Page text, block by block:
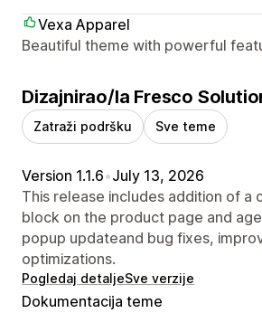
Vexa Apparel
Beautiful theme with powerful
Dizajnirao/la Fresco
Zatraži podršku Sve teme
Version 1.1.6•July 13, 2026
This release includes addition of a
block on the product page and
popup updateand bug fixes,
optimizations.
Pogledaj detaljeSve verzije
Dokumentacija teme